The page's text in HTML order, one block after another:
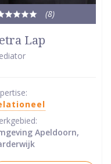
(8)
Lap
Apeldoorn,